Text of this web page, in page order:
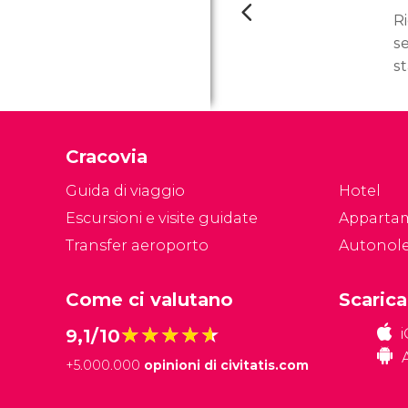
Cracovia
Guida di viaggio
Escursioni e visite guidate
Transfer aeroporto
Hotel
Come ci valutano
9,1/10★★★★★
★★★★★
+5.000.000 opinioni di civitatis.com